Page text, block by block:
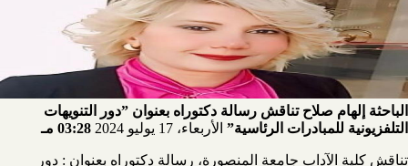
الباحثة إلهام صلاح تناقش رسالة دكتوراه بعنوان ”دور التنويهات
التلفزيونية للمبادرات الرئاسية” الأربعاء، 17 يوليو 2024 03:28 مـ
تناقش كلية الآداب جامعة المنصورة، رسالة دكتوراه بعنوان : دور